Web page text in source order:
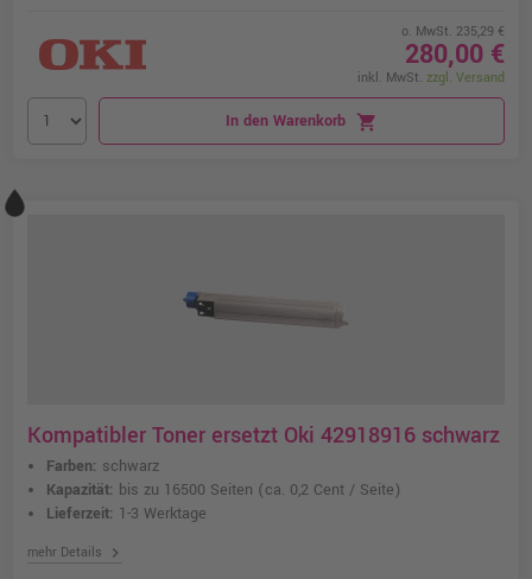
o. MwSt. 235,29 €
280,00 €
inkl. MwSt. zzgl. Versand
In den Warenkorb shopping_cart
Kompatibler Toner ersetzt Oki 42918916 schwarz
Farben: schwarz
Kapazität: bis zu 16500 Seiten (ca. 0,2 Cent / Seite)
Lieferzeit: 1-3 Werktage
mehr Details chevron_right